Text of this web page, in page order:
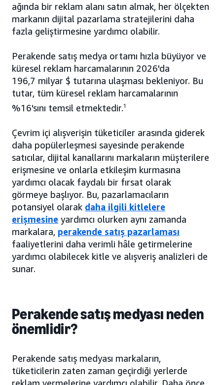
ağında bir reklam alanı satın almak, her ölçekten
markanın dijital pazarlama stratejilerini daha
fazla geliştirmesine yardımcı olabilir.
Perakende satış medya ortamı hızla büyüyor ve
küresel reklam harcamalarının 2026'da
196,7 milyar $ tutarına ulaşması bekleniyor. Bu
tutar, tüm küresel reklam harcamalarının
%16'sını temsil etmektedir.1
Çevrim içi alışverişin tüketiciler arasında giderek
daha popülerleşmesi sayesinde perakende
satıcılar, dijital kanallarını markaların müşterilere
erişmesine ve onlarla etkileşim kurmasına
yardımcı olacak faydalı bir fırsat olarak
görmeye başlıyor. Bu, pazarlamacıların
potansiyel olarak daha ilgili kitlelere
erişmesine yardımcı olurken aynı zamanda
markalara, perakende satış pazarlaması
faaliyetlerini daha verimli hâle getirmelerine
yardımcı olabilecek kitle ve alışveriş analizleri de
sunar.
Perakende satış medyası neden
önemlidir?
Perakende satış medyası markaların,
tüketicilerin zaten zaman geçirdiği yerlerde